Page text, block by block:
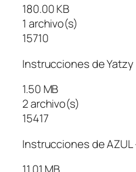
180.00 KB
1 archivo(s)
15710
Instrucciones de Yatzy
1.50 MB
2 archivo(s)
15417
Instrucciones de AZUL